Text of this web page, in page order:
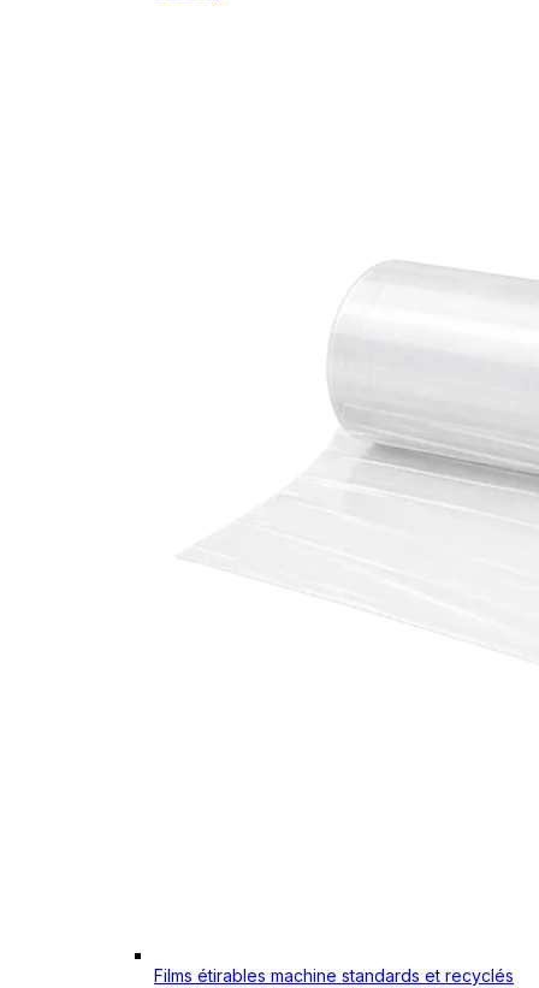
Films étirables machine standards et recyclés